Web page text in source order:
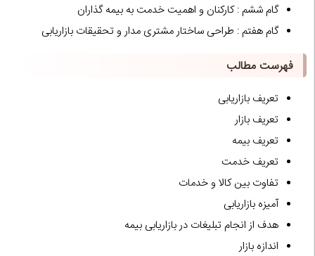
گام ششم : کارکنان و اهمیت خدمت به‏ بیمه ‏گذاران
گام هفتم : طراحی ساختار مشتری مدار و تحقیقات بازاریابی
فهرست مطالب
تعریف بازاریابی
تعریف بازار
تعریف بیمه
تعریف خدمت
تفاوت بین کالا و خدمات
آمیزه بازاریابی
هدف از انجام تبلیغات در بازاریابی بیمه
اندازه بازار